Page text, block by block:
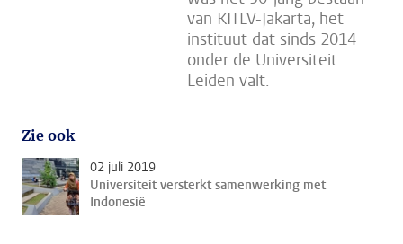
van KITLV-Jakarta, het
instituut dat sinds 2014
onder de Universiteit
Leiden valt.
Zie ook
02 juli 2019
Universiteit versterkt samenwerking met
Indonesië